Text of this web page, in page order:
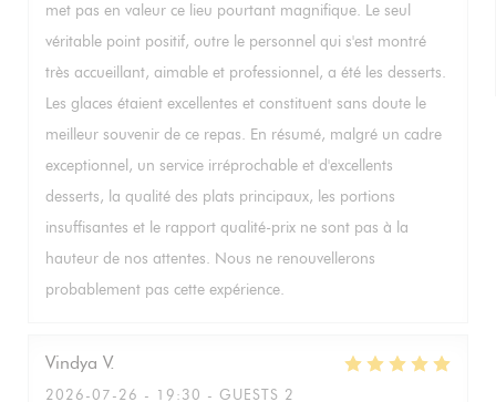
met pas en valeur ce lieu pourtant magnifique. Le seul
véritable point positif, outre le personnel qui s'est montré
très accueillant, aimable et professionnel, a été les desserts.
Les glaces étaient excellentes et constituent sans doute le
meilleur souvenir de ce repas. En résumé, malgré un cadre
exceptionnel, un service irréprochable et d'excellents
desserts, la qualité des plats principaux, les portions
insuffisantes et le rapport qualité-prix ne sont pas à la
hauteur de nos attentes. Nous ne renouvellerons
probablement pas cette expérience.
Vindya V
2026-07-26 - 19:30 - GUESTS 2